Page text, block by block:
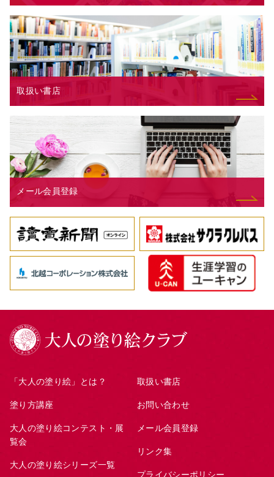
取扱い書店
メール会員登録
「大人の塗り絵」とは？
塗り方講座
大人の塗り絵コンテスト・展
覧会
大人の塗り絵シリーズ一覧
取扱い書店
お問い合わせ
メール会員登録
リンク集
プライバシーポリシー